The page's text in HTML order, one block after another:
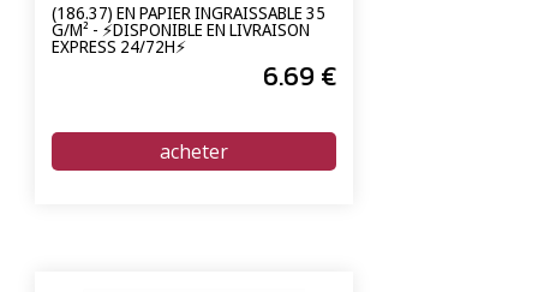
(186.37) EN PAPIER INGRAISSABLE 35
G/M² - ⚡DISPONIBLE EN LIVRAISON
EXPRESS 24/72H⚡
6.69 €